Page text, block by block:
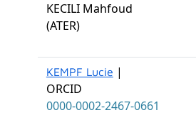
KECILI Mahfoud
(ATER)
KEMPF Lucie |
ORCID
0000-0002-2467-0661